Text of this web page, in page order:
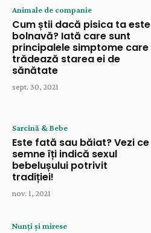
Animale de companie
Cum știi dacă pisica ta este
bolnavă? Iată care sunt
principalele simptome care
trădează starea ei de
sănătate
sept. 30, 2021
Sarcină & Bebe
Este fată sau băiat? Vezi ce
semne îți indică sexul
bebelușului potrivit
tradiției!
nov. 1, 2021
Nunți și mirese